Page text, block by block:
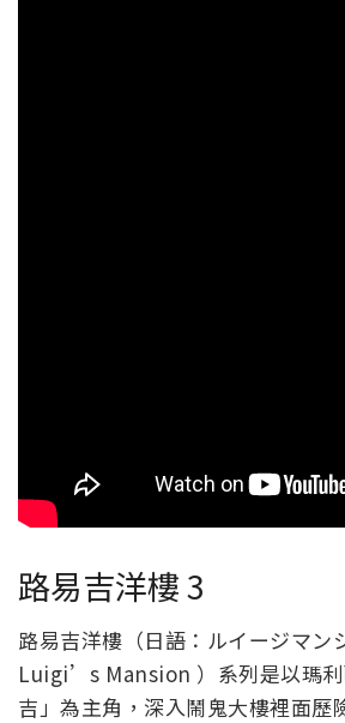
路易吉洋樓 3
路易吉洋樓（日語：ルイージマン
Luigi’s Mansion ）系列是以瑪利
吉」為主角，深入鬧鬼大樓裡面歷